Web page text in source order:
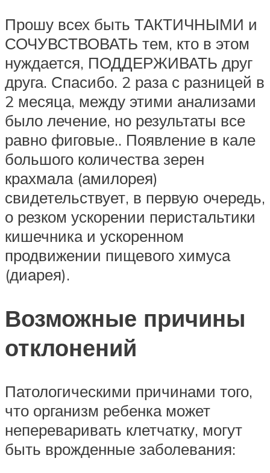
Прошу всех быть ТАКТИЧНЫМИ и
СОЧУВСТВОВАТЬ тем, кто в этом
нуждается, ПОДДЕРЖИВАТЬ друг
друга. Спасибо. 2 раза с разницей в
2 месяца, между этими анализами
было лечение, но результаты все
равно фиговые.. Появление в кале
большого количества зерен
крахмала (амилорея)
свидетельствует, в первую очередь,
о резком ускорении перистальтики
кишечника и ускоренном
продвижении пищевого химуса
(диарея).
Возможные причины
отклонений
Патологическими причинами того,
что организм ребенка может
непереваривать клетчатку, могут
быть врожденные заболевания: